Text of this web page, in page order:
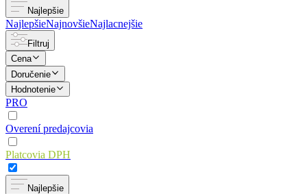
Najlepšie
NajlepšieNajnovšieNajlacnejšie
Filtruj
Cena
Doručenie
Hodnotenie
PRO
Overení predajcovia
Platcovia DPH
Najlepšie